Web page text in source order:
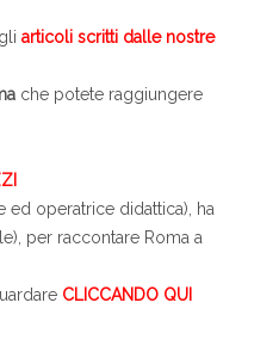
articoli scritti dalle nostre
che potete raggiungere
ed operatrice didattica), ha
per raccontare Roma a
CLICCANDO QUI